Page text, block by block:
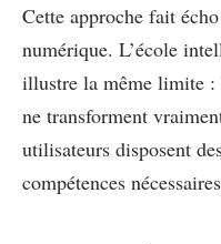
Cette approche fait
numérique. L’école
illustre la même limite :
ne transforment
utilisateurs disposent
compétences